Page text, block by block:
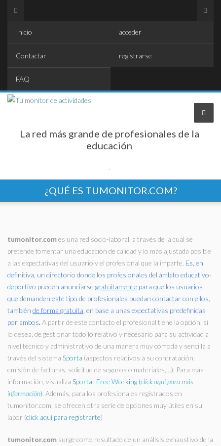
Inicio
Contactar
FAQ
acceder
registrarse
La red más grande de profesionales de la
educación
Encontrar profesionales
¿QUÉ ES TUMONITOR.COM?
¿QUÉ ES TUMONITOR.COM?
tumonitor.comes una red socio-laboral, a través de la cual se
pretende fomentar una educación de calidad y lo más ajustada posible
a las expectativas del usuario y el profesional que la imparte. Es, en
definitiva, un directorio donde los profesionales del ámbito educativo-
deportivo pueden anunciarse gratuitamente para que los usuarios
que demanden este tipo de profesionales puedan contactar con ellos,
también de forma gratuita , en base a unas expectativas predefinidas
por ambos. A partir de este contacto el profesional tiene la opción, si
lo desea, de gestionar todo lo relativo y necesario para su actividad a
nivel técnico y administrativo de una manera muy cómoda y sencilla a
través del sistema Sporta (aspectos relativos a su contratación,
emisión de facturas, solicitud de seguros o materiales,…). Para más
información, visualiza Sporta- Free Working (click aquí para más
información) . Además, para los profesionales registrados en
tumonitor.com, se ofrecen otra serie de opciones muy útiles en su
labor (click aquí para registrarte)
tumonitor.com surge como resultado de un análisis exhaustivo de la